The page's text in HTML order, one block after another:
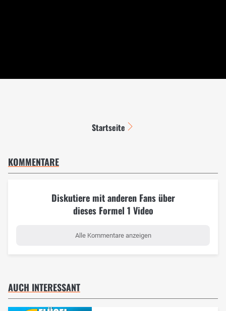
Startseite
KOMMENTARE
Diskutiere mit anderen Fans über
dieses Formel 1 Video
Alle Kommentare anzeigen
AUCH INTERESSANT